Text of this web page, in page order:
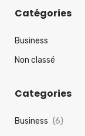
Catégories
Business
Non classé
Categories
Business (6)